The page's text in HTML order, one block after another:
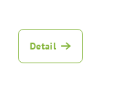
Detail